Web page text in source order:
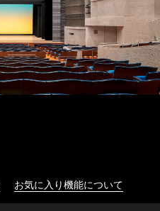
お気に入り機能について